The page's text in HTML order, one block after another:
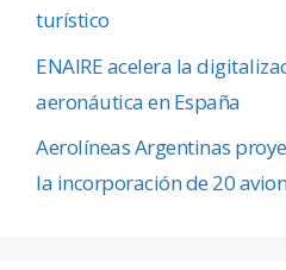
turístico
ENAIRE acelera la
aeronáutica en España
Aerolíneas Argentinas
la incorporación de 20